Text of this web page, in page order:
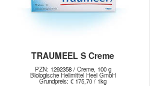
TRAUMEEL S Creme
PZN: 1292358 / Creme, 100 g
Biologische Heilmittel Heel GmbH
Grundpreis: € 175,70 / 1kg